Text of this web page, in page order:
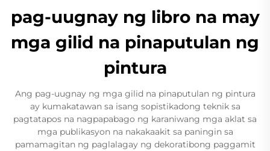
pag-uugnay ng libro na may
mga gilid na pinaputulan ng
pintura
Ang pag-uugnay ng mga gilid na pinaputulan ng pintura
ay kumakatawan sa isang sopistikadong teknik sa
pagtatapos na nagpapabago ng karaniwang mga aklat sa
mga publikasyon na nakakaakit sa paningin sa
pamamagitan ng paglalagay ng dekoratibong paggamit